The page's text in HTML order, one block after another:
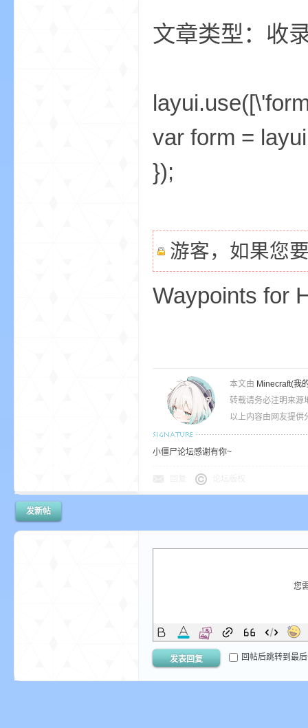
坛
文章类型：收
var form =
});
游客，如果您
Waypoints for
本文由 Minecraft(我
转载请务必注明来源
以上内容由网友提供
小僵尸论坛感谢有你~
发新帖
您
发表回复 回帖后跳转到最